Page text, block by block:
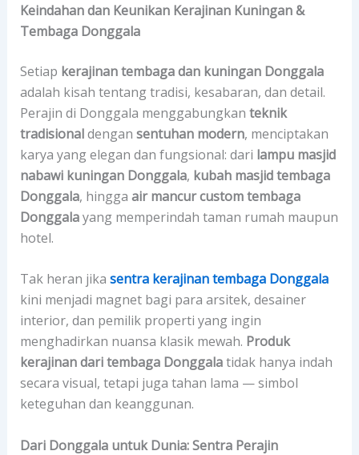
Keindahan dan Keunikan Kerajinan Kuningan &
Tembaga Donggala
Setiap kerajinan tembaga dan kuningan Donggala
adalah kisah tentang tradisi, kesabaran, dan detail.
Perajin di Donggala menggabungkan teknik
tradisionaldengan sentuhan modern, menciptakan
karya yang elegan dan fungsional: dari lampu masjid
nabawi kuningan Donggala, kubah masjid tembaga
Donggala, hingga air mancur custom tembaga
Donggalayang memperindah taman rumah maupun
hotel.
Tak heran jika sentra kerajinan tembaga Donggala
kini menjadi magnet bagi para arsitek, desainer
interior, dan pemilik properti yang ingin
menghadirkan nuansa klasik mewah. Produk
kerajinan dari tembaga Donggalatidak hanya indah
secara visual, tetapi juga tahan lama — simbol
keteguhan dan keanggunan.
Dari Donggala untuk Dunia: Sentra Perajin